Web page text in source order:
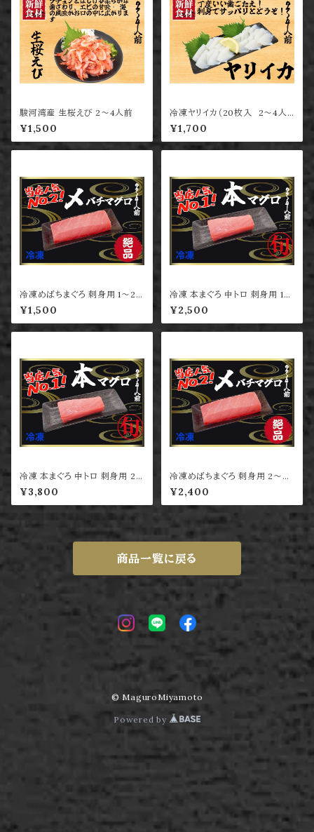
駿河湾産 生桜えび 2〜4人前
¥1,500
冷凍ヤリイカ（20枚入 2〜4人
前
¥1,700
冷凍めばちまぐろ 刺身用 1～2
人前
¥1,500
冷凍 本まぐろ 中トロ 刺身用 1～
2人前
¥2,500
冷凍 本まぐろ 中トロ 刺身用 2
～4人前
¥3,800
冷凍めばちまぐろ 刺身用 2～4
人前
¥2,400
商品一覧に戻る
© MaguroMiyamoto
Powered by